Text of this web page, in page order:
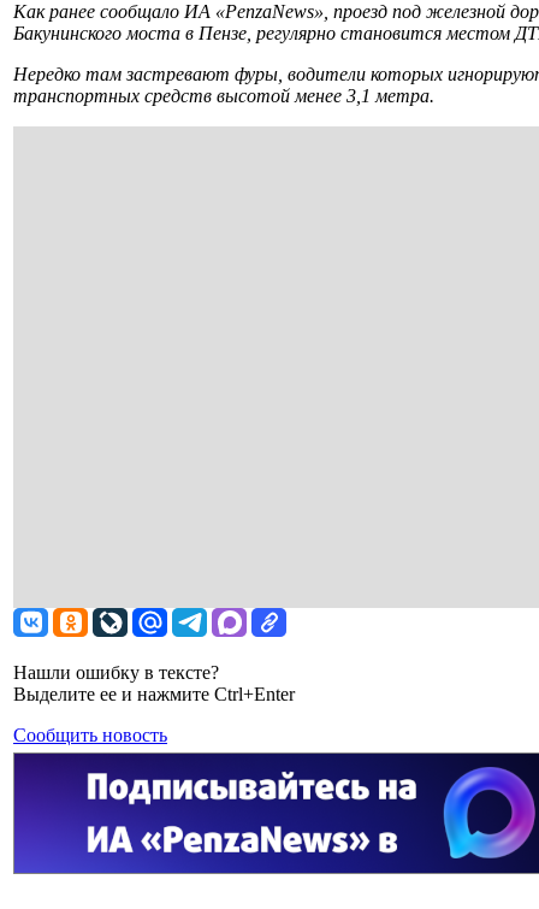
Как ранее сообщало ИА «PenzaNews», проезд под железной
Бакунинского моста в Пензе, регулярно становится местом
Нередко там застревают фуры, водители которых
транспортных средств высотой менее 3,1 метра.
Нашли ошибку в тексте?
Выделите ее и нажмите Ctrl+Enter
Сообщить новость